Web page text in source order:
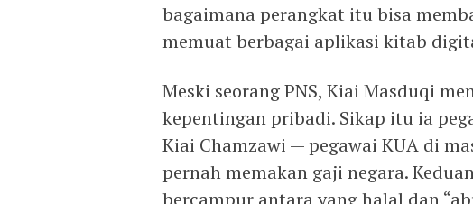
bagaimana perangkat itu bisa
memuat berbagai aplikasi kitab
Meski seorang PNS, Kiai Masduqi
kepentingan pribadi. Sikap itu ia
Kiai Chamzawi — pegawai KUA di
pernah memakan gaji negara.
bercampur antara yang halal dan